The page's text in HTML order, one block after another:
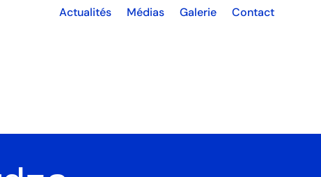
Actualités Médias Galerie Contact